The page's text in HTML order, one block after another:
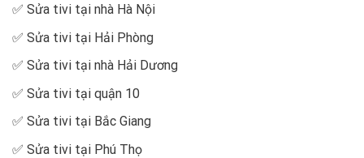
✅ Sửa tivi tại nhà Hà Nội
✅ Sửa tivi tại Hải Phòng
✅ Sửa tivi tại nhà Hải Dương
✅ Sửa tivi tại quận 10
✅ Sửa tivi tại Bắc Giang
✅ Sửa tivi tại Phú Thọ